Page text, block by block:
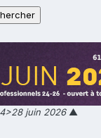
juin 2026▲